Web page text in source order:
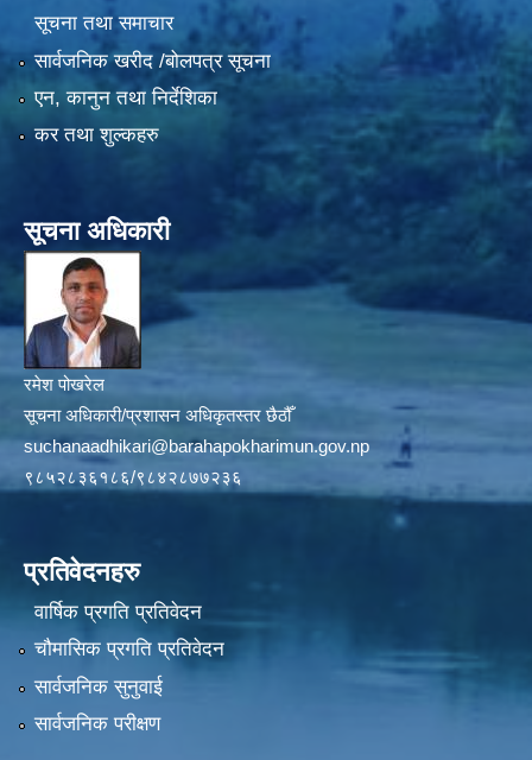
सूचना तथा समाचार
सार्वजनिक खरीद /बोलपत्र सूचना
एन, कानुन तथा निर्देशिका
कर तथा शुल्कहरु
सूचना अधिकारी
रमेश पोखरेल
सूचना अधिकारी/प्रशासन अधिकृतस्तर छैठौँ
suchanaadhikari@barahapokharimun.gov.np
९८५२८३६१८६/९८४२८७७२३६
प्रतिवेदनहरु
वार्षिक प्रगति प्रतिवेदन
चौमासिक प्रगति प्रतिवेदन
सार्वजनिक सुनुवाई
सार्वजनिक परीक्षण